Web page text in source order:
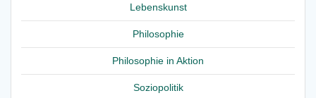
Lebenskunst
Philosophie
Philosophie in Aktion
Soziopolitik